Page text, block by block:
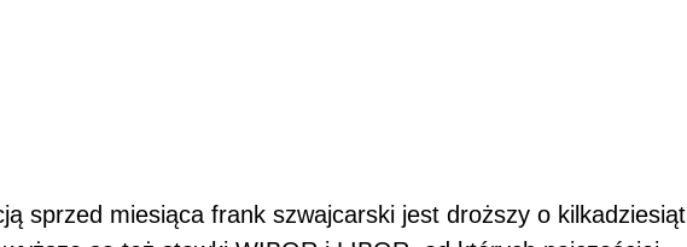
sprzed miesiąca frank szwajcarski jest droższy o kilkadziesiąt